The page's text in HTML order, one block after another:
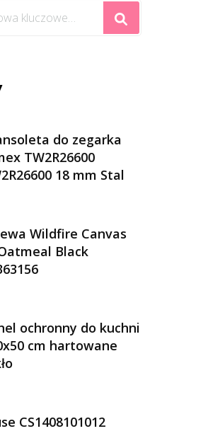
do zegarka
TW2R26600
18 mm Stal
Wildfire Canvas
Black
ochronny do kuchni
cm hartowane
CS1408101012